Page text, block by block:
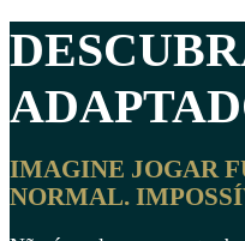
IMAGINE JOGAR
NORMAL.